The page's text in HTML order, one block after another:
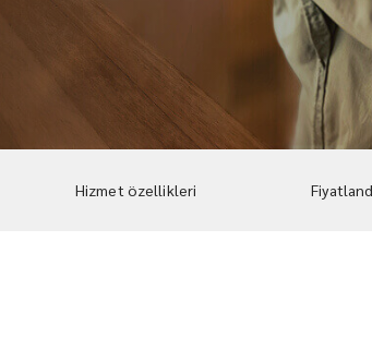
Hizmet özellikleri